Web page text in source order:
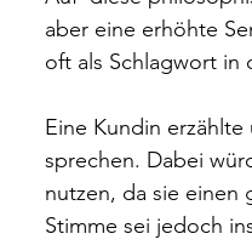
aber eine erhöhte
oft als Schlagwort in
Eine Kundin
sprechen. Dabei
nutzen, da sie einen
Stimme sei jedoch